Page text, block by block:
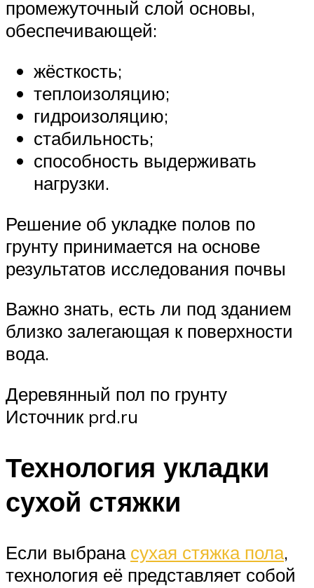
промежуточный слой основы,
обеспечивающей:
жёсткость;
теплоизоляцию;
гидроизоляцию;
стабильность;
способность выдерживать
нагрузки.
Решение об укладке полов по
грунту принимается на основе
результатов исследования почвы
Важно знать, есть ли под зданием
близко залегающая к поверхности
вода.
Деревянный пол по грунту
Источник prd.ru
Технология укладки
сухой стяжки
Если выбрана сухая стяжка пола,
технология её представляет собой